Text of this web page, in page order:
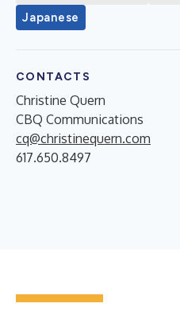
Japanese
CONTACTS
Christine Quern
CBQ Communications
cq@christinequern.com
617.650.8497